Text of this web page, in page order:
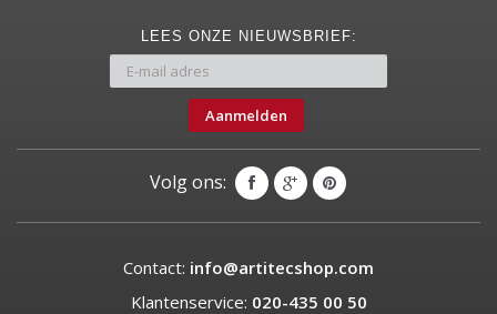
LEES ONZE NIEUWSBRIEF:
Aanmelden
Volg ons:
Contact: info@artitecshop.com
Klantenservice: 020-435 00 50